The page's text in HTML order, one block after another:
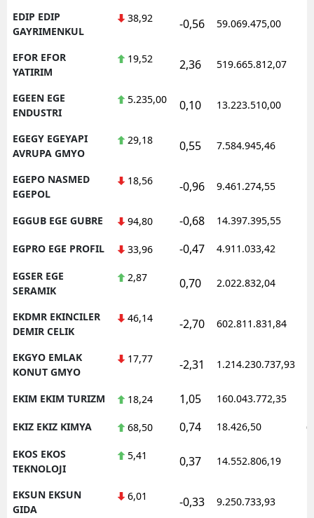
EDIP EDIP
GAYRIMENKUL
38,92 -0,56 59.069.475,00
EFOR EFOR
YATIRIM
19,52 2,36 519.665.812,07
EGEEN EGE
ENDUSTRI
5.235,00 0,10 13.223.510,00
EGEGY EGEYAPI
AVRUPA GMYO
29,18 0,55 7.584.945,46
EGEPO NASMED
EGEPOL
18,56 -0,96 9.461.274,55
EGGUB EGE GUBRE 94,80 -0,68 14.397.395,55
EGPRO EGE PROFIL 33,96 -0,47 4.911.033,42
EGSER EGE
SERAMIK
2,87 0,70 2.022.832,04
EKDMR EKINCILER
DEMIR CELIK
46,14 -2,70 602.811.831,84
EKGYO EMLAK
KONUT GMYO
17,77 -2,31 1.214.230.737,93
EKIM EKIM TURIZM 18,24 1,05 160.043.772,35
EKIZ EKIZ KIMYA 68,50 0,74 18.426,50
EKOS EKOS
TEKNOLOJI
5,41 0,37 14.552.806,19
EKSUN EKSUN
GIDA
6,01 -0,33 9.250.733,93